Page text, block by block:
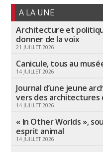
A LA UNE
Architecture et
donner de la voix
21 JUILLET 2026
Canicule, tous au
14 JUILLET 2026
Journal d’une jeune
vers des architectures
14 JUILLET 2026
« In Other Worlds »,
esprit animal
14 JUILLET 2026